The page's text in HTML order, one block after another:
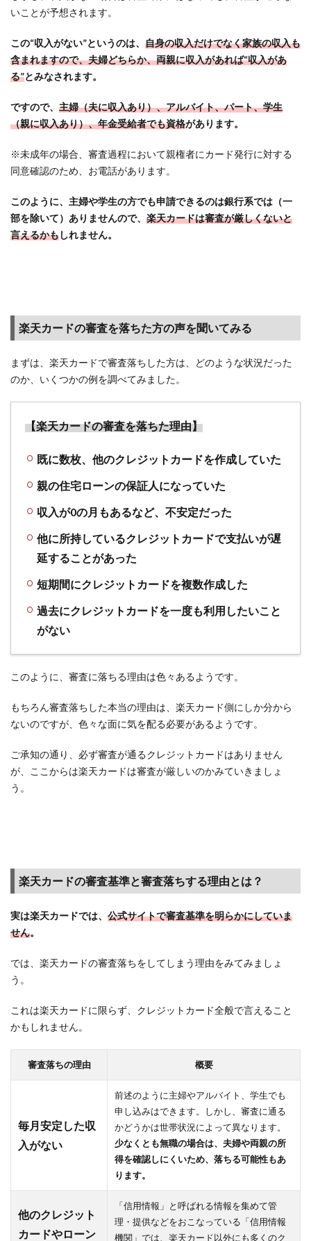
「楽
天カ
ー
ド」
天ゴ
ール
ー
ド」
天プ
レミ
アム
【カ
ード
作成
トサ
経由
楽天
ント
＋ポ
イン
トサ
イト
側の
ポイ
ント
が獲
きる
まと
結
論：
カー
審査
が比
いことが予想されます。
この“収入がない”というのは、 自身の収入だけでなく家族の収入も
含まれますので、夫婦どちらか、両親に収入があれば“収入があ
る”とみなされます。
ですので、 主婦（夫に収入あり）、アルバイト、パート、学生
（親に収入あり）、年金受給者でも資格があります。
※未成年の場合、審査過程において親権者にカード発行に対する
同意確認のため、お電話があります。
このように、主婦や学生の方でも申請できるのは銀行系では（一
部を除いて）ありませんので、 楽天カードは審査が厳しくないと
言えるかもしれません。
楽天カードの審査を落ちた方の声を聞いてみる
まずは、楽天カードで審査落ちした方は、どのような状況だった
のか、いくつかの例を調べてみました。
【楽天カードの審査を落ちた理由】
既に数枚、他のクレジットカードを作成していた
親の住宅ローンの保証人になっていた
収入が0の月もあるなど、不安定だった
他に所持しているクレジットカードで支払いが遅
延することがあった
短期間にクレジットカードを複数作成した
過去にクレジットカードを一度も利用したいこと
がない
このように、審査に落ちる理由は色々あるようです。
もちろん審査落ちした本当の理由は、楽天カード側にしか分から
ないのですが、色々な面に気を配る必要があるようです。
ご承知の通り、必ず審査が通るクレジットカードはありません
が、ここからは楽天カードは審査が厳しいのかみていきましょ
う。
楽天カードの審査基準と審査落ちする理由とは？
実は楽天カードでは、 公式サイトで審査基準を明らかにしていま
せん。
では、楽天カードの審査落ちをしてしまう理由をみてみましょ
う。
これは楽天カードに限らず、クレジットカード全般で言えること
かもしれません。
審査落ちの理由 概要
毎月安定した収
入がない
前述のように主婦やアルバイト、学生でも
申し込みはできます。しかし、審査に通る
かどうかは世帯状況によって異なります。
少なくとも無職の場合は、夫婦や両親の所
得を確認しにくいため、落ちる可能性もあ
ります。
他のクレジット
カードやローン
「信用情報 」と呼ばれる情報を集めて管
理・提供などをおこなっている「信用情報
機関」では、楽天カード以外にも多くのク